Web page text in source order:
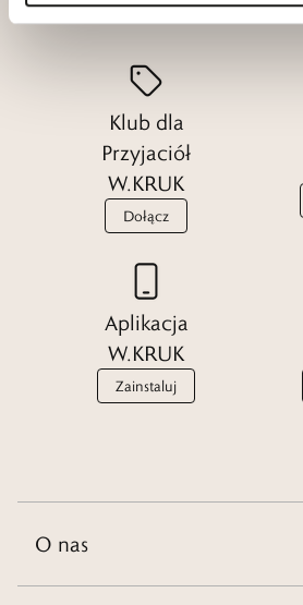
Klub dla
Przyjaciół
W.KRUK
Dołącz
Aplikacja
W.KRUK
Zainstaluj
O nas